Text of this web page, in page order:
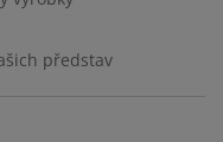
představ